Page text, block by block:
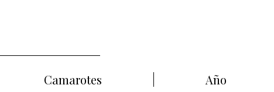
Camarotes Año